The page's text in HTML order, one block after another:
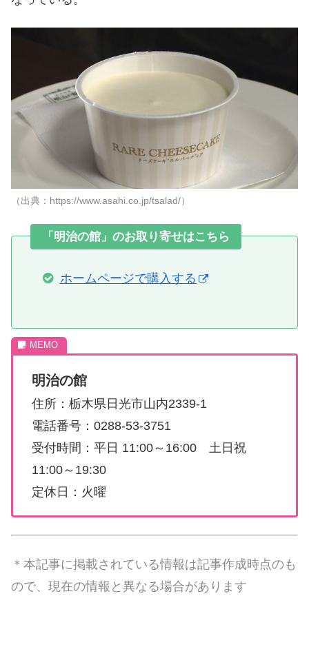
（出典：https://www.asahi.co.jp/tsalad/）
「明治の館」のお取り寄せはこちら
ホームページで購入する
明治の館
住所：栃木県日光市山内2339-1
電話番号：0288-53-3751
受付時間：平日 11:00～16:00 土日祝
11:00～19:30
定休日：火曜
＊本記事に掲載されている情報は記事作成時点のも
ので、現在の情報と異なる場合があります